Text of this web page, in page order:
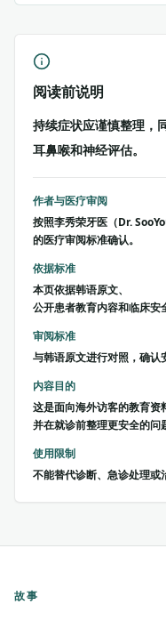
阅读前说明
持续症状应谨慎整理，
耳鼻喉和神经评估。
作者与医疗审阅
按照李秀荣牙医（Dr.
的医疗审阅标准确认。
依据标准
本页依据韩语原文、
公开患者教育内容和临床安
审阅标准
与韩语原文进行对照，确认
内容目的
这是面向海外访客的教育资
并在就诊前整理更安全的问
使用限制
不能替代诊断、急诊处理或
故事